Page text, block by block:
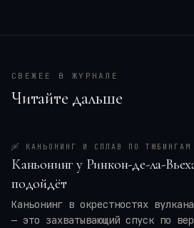
СВЕЖЕЕ В ЖУРНАЛЕ
Читайте дальше
🛶 КАНЬОНИНГ И СПЛАВ ПО ТЮБИНГАМ
Каньонинг у Ринкон-де-ла-
подойдёт
Каньонинг в окрестностях
— это захватывающий спуск по